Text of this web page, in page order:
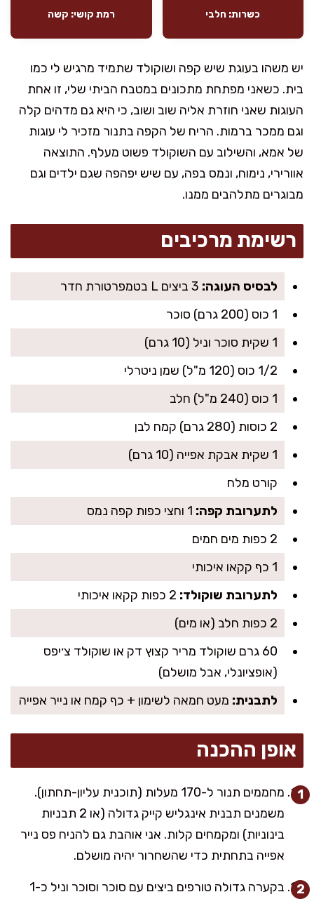
כשרות: חלבי רמת קושי: קשה
יש משהו בעוגת שיש קפה ושוקולד שתמיד מרגיש לי כמו
בית. כשאני מפתחת מתכונים במטבח הביתי שלי, זו אחת
העוגות שאני חוזרת אליה שוב ושוב, כי היא גם מדהים קלה
וגם ממכר ברמות. הריח של הקפה בתנור מזכיר לי עוגות
של אמא, והשילוב עם השוקולד פשוט מעלף. התוצאה
אוורירי, נימוח, ונמס בפה, עם שיש יפהפה שגם ילדים וגם
מבוגרים מתלהבים ממנו.
רשימת מרכיבים
לבסיס העוגה:
1 כוס (200 גרם) סוכר
1 שקית סוכר וניל (10 גרם)
1/2 כוס (120 מ"ל) שמן ניטרלי
1 כוס (240 מ"ל) חלב
2 כוסות (280 גרם) קמח לבן
1 שקית אבקת אפייה (10 גרם)
קורט מלח
לתערובת קפה:
2 כפות מים חמים
1 כף קקאו איכותי
לתערובת שוקולד:
2 כפות חלב (או מים)
60 גרם שוקולד מריר קצוץ דק או שוקולד צ׳יפס
(אופציונלי, אבל מושלם)
לתבנית: מעט חמאה לשימון + כף קמח או נייר אפייה
אופן ההכנה
מחממים תנור ל-170 מעלות (תוכנית עליון-תחתון).
משמנים תבנית אינגליש קייק גדולה (או 2 תבניות
בינוניות) ומקמחים קלות. אני אוהבת גם להניח פס נייר
אפייה בתחתית כדי שהשחרור יהיה מושלם.
בקערה גדולה טורפים ביצים עם סוכר וסוכר וניל כ-1